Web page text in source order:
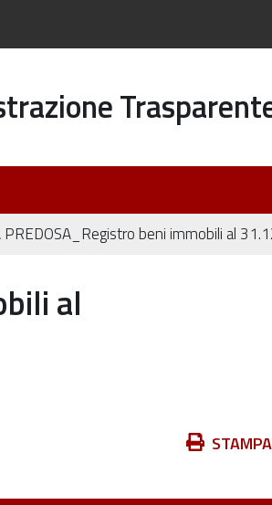
PREDOSA_Registro beni immobili al
al
Azioni STAMPA